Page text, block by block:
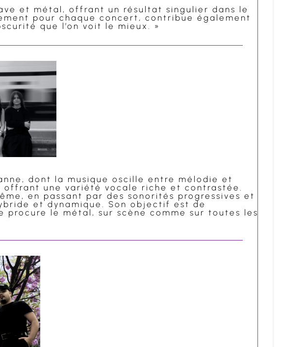
et métal, offrant un résultat singulier dans le
pour chaque concert, contribue également
que l’on voit le mieux. »
dont la musique oscille entre mélodie et
une variété vocale riche et contrastée.
en passant par des sonorités progressives et
et dynamique. Son objectif est de
le métal, sur scène comme sur toutes les